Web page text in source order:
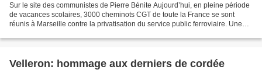
Sur le site des communistes de Pierre Bénite Aujourd’hui, en pleine période
de vacances scolaires, 3000 cheminots CGT de toute la France se sont
réunis à Marseille contre la privatisation du service public ferroviaire. Une
Velleron: hommage aux derniers de cordée